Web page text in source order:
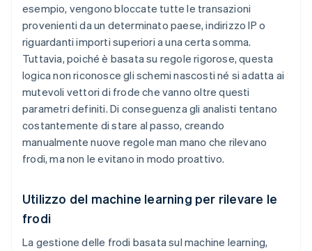
esempio, vengono bloccate tutte le transazioni
provenienti da un determinato paese, indirizzo IP o
riguardanti importi superiori a una certa somma.
Tuttavia, poiché è basata su regole rigorose, questa
logica non riconosce gli schemi nascosti né si adatta ai
mutevoli vettori di frode che vanno oltre questi
parametri definiti. Di conseguenza gli analisti tentano
costantemente di stare al passo, creando
manualmente nuove regole man mano che rilevano
frodi, ma non le evitano in modo proattivo.
Utilizzo del machine learning per rilevare le
frodi
La gestione delle frodi basata sul machine learning,